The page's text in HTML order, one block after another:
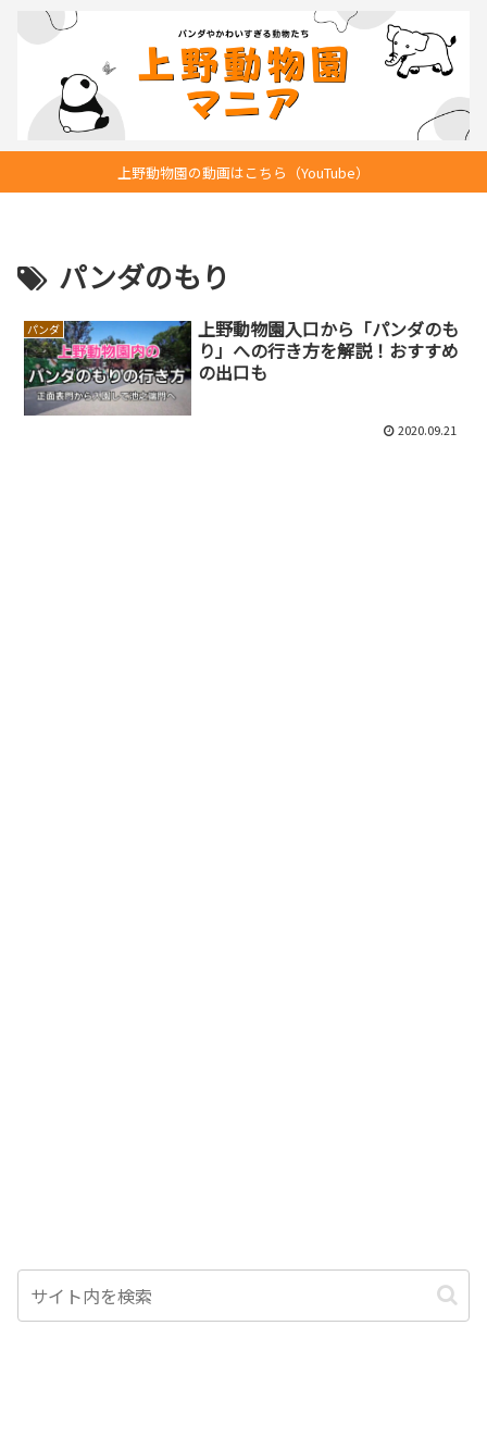
上野動物園の動画はこちら（YouTube）
パンダのもり
パンダ
上野動物園入口から「パンダのも
り」への行き方を解説！おすすめ
の出口も
2020.09.21